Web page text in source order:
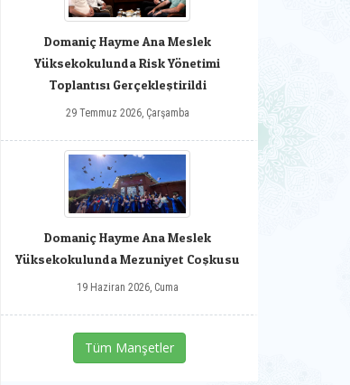
Domaniç Hayme Ana Meslek
Yüksekokulunda Risk Yönetimi
Toplantısı Gerçekleştirildi
29 Temmuz 2026, Çarşamba
Domaniç Hayme Ana Meslek
Yüksekokulunda Mezuniyet Coşkusu
19 Haziran 2026, Cuma
Tüm Manşetler